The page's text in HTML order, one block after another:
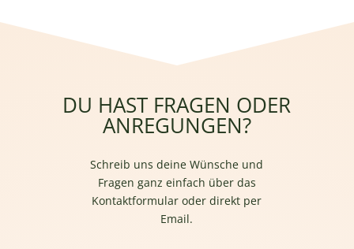
DU HAST FRAGEN ODER
ANREGUNGEN?
Schreib uns deine Wünsche und
Fragen ganz einfach über das
Kontaktformular oder direkt per
Email.